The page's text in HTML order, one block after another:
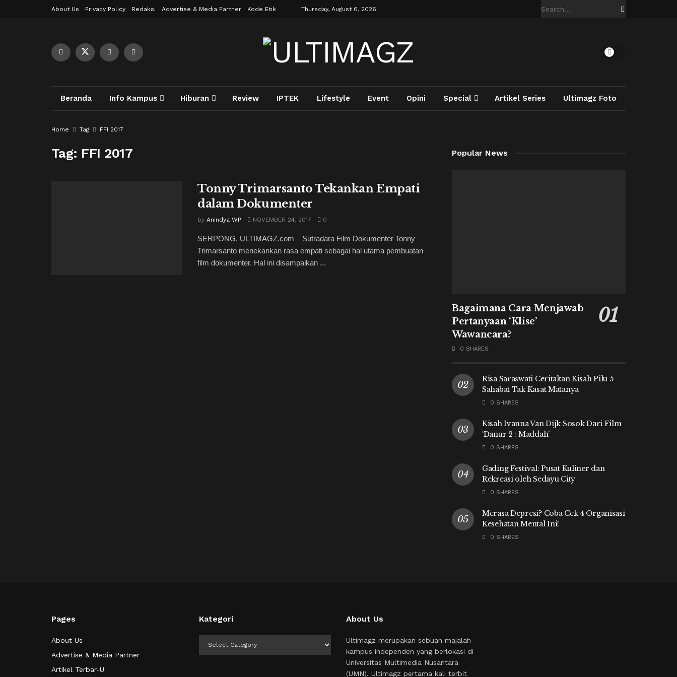
About Us Privacy Policy Redaksi Advertise & Media Partner Kode Etik Thursday, August 6, 2026
Beranda Info Kampus Hiburan Review IPTEK Lifestyle Event Opini Special Artikel Series Ultimagz Foto
Home Tag FFI 2017
Tag: FFI 2017
Tonny Trimarsanto Tekankan Empati
dalam Dokumenter
by Anindya WP NOVEMBER 24, 2017 0
SERPONG, ULTIMAGZ.com – Sutradara Film Dokumenter Tonny
Trimarsanto menekankan rasa empati sebagai hal utama pembuatan
film dokumenter. Hal ini disampaikan ...
Popular News
Bagaimana Cara Menjawab
Pertanyaan ‘Klise’
Wawancara?
0 SHARES
Risa Saraswati Ceritakan Kisah Pilu 5
Sahabat Tak Kasat Matanya
0 SHARES
Kisah Ivanna Van Dijk Sosok Dari Film
‘Danur 2 : Maddah’
0 SHARES
Gading Festival: Pusat Kuliner dan
Rekreasi oleh Sedayu City
0 SHARES
Merasa Depresi? Coba Cek 4 Organisasi
Kesehatan Mental Ini!
0 SHARES
Pages
About Us
Advertise & Media Partner
Artikel Terbar-U
Kategori About Us
Ultimagz merupakan sebuah majalah
kampus independen yang berlokasi di
Universitas Multimedia Nusantara
(UMN). Ultimagz pertama kali terbit